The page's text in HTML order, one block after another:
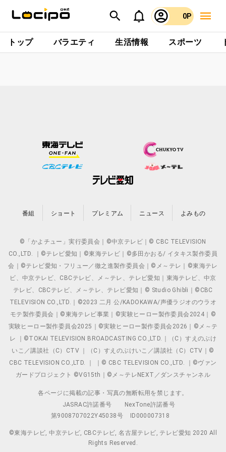
0P
トップ バラエティ 生活情報 スポーツ
番組 ショート プレミアム ニュース よみもの
©「かよチュー」実行委員会｜©中京テレビ｜© CBC TELEVISION
CO.,LTD. ｜©テレビ愛知｜©東海テレビ｜©多田かおる/ イタキス製作委員
会｜©テレビ愛知・フリュー／徹之進製作委員会｜©メ～テレ｜©東海テレ
ビ、中京テレビ、CBCテレビ、メ～テレ、テレビ愛知｜東海テレビ、中京
テレビ、CBCテレビ、メ～テレ、テレビ愛知｜© Studio Ghibli｜©CBC
TELEVISION CO.,LTD.｜©2023 二月 公/KADOKAWA/声優ラジオのウラオ
モテ製作委員会｜©東海テレビ事業｜©実験ヒーロー製作委員会2024｜©
実験ヒーロー製作委員会2025｜©実験ヒーロー製作委員会2026｜©メ～テ
レ ｜©TOKAI TELEVISION BROADCASTING CO.,LTD.｜（C）すえのぶけ
いこ／講談社（C）CTV ｜（C）すえのぶけいこ／講談社（C）CTV｜©
CBC TELEVISION CO.,LTD. ｜ ｜© CBC TELEVISION CO.,LTD. ｜©ヴァン
ガードプロジェクト ©VG15th｜©メ～テレNEXT／ダンスチャンネル
各ページに掲載の記事・写真の無断転用を禁じます。
JASRAC許諾番号
NexTone許諾番号
第9008707022Y45038号
ID000007318
©東海テレビ, 中京テレビ, CBCテレビ, 名古屋テレビ, テレビ愛知 2020 All
Rights Reserved.